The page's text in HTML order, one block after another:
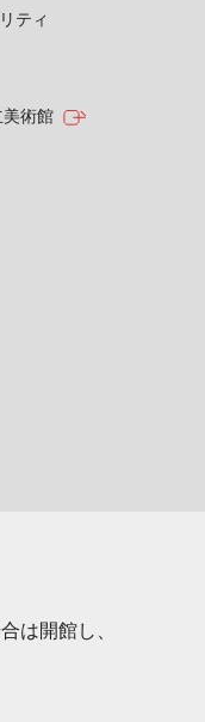
ティ
術館
は開館し、